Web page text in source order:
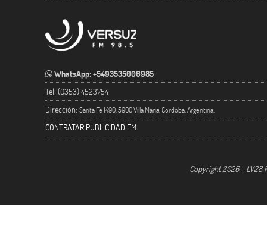
WhatsApp: +5493535006985
Tel: (0353) 4523754
Dirección: Santa Fe 1490. 5900 Villa María, Córdoba, Argentina.
CONTRATAR PUBLICIDAD FM
Copyright 2026 - LV28